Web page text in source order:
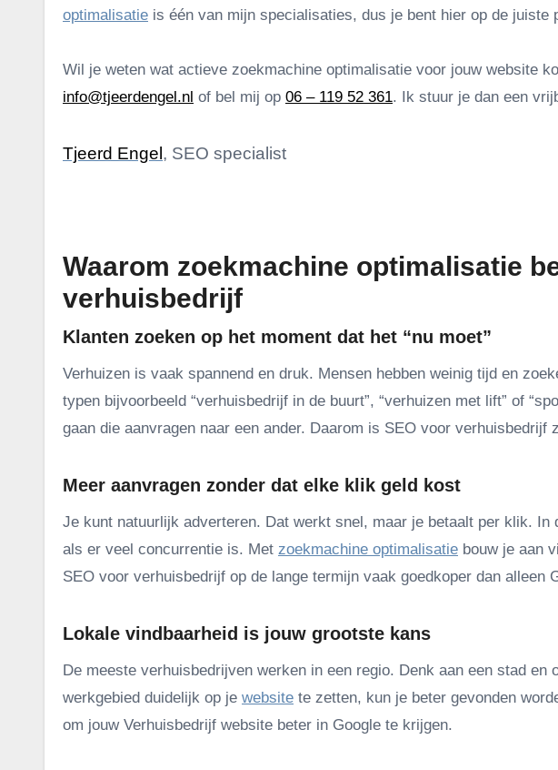
optimalisatie is één van mijn specialisaties, dus je bent hier op de juiste
Wil je weten wat actieve zoekmachine optimalisatie voor jouw website
info@tjeerdengel.nl of bel mij op 06 – 119 52 361. Ik stuur je dan een
Tjeerd Engel , SEO specialist
Waarom zoekmachine optimalisatie
verhuisbedrijf
Klanten zoeken op het moment dat het “nu moet”
Verhuizen is vaak spannend en druk. Mensen hebben weinig tijd en
typen bijvoorbeeld “verhuisbedrijf in de buurt”, “verhuizen met lift” of
gaan die aanvragen naar een ander. Daarom is SEO voor verhuisbedrijf
Meer aanvragen zonder dat elke klik geld kost
Je kunt natuurlijk adverteren. Dat werkt snel, maar je betaalt per klik.
als er veel concurrentie is. Met zoekmachine optimalisatie bouw je aan
SEO voor verhuisbedrijf op de lange termijn vaak goedkoper dan alleen
Lokale vindbaarheid is jouw grootste kans
De meeste verhuisbedrijven werken in een regio. Denk aan een stad en
werkgebied duidelijk op je website te zetten, kun je beter gevonden
om jouw Verhuisbedrijf website beter in Google te krijgen.